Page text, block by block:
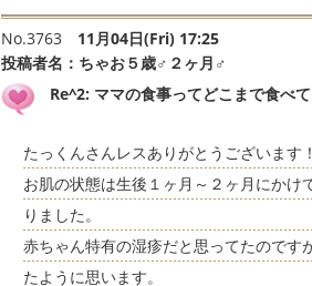
No.3763
11月04日(Fri) 17:25
投稿者名： ちゃお５歳♂２ヶ月♂
Re^2: ママの食事ってどこまで食べ
たっくんさんレスありがとうございます！
お肌の状態は生後１ヶ月～２ヶ月にか
りました。
赤ちゃん特有の湿疹だと思ってたのです
たように思います。